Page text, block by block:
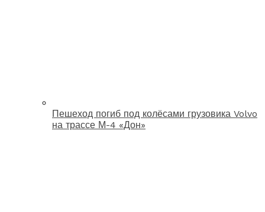
Пешеход погиб под колёсами грузовика Volvo
на трассе М-4 «Дон»